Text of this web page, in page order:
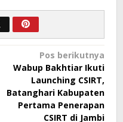
Pos berikutnya
Wabup Bakhtiar Ikuti
Launching CSIRT,
Batanghari Kabupaten
Pertama Penerapan
CSIRT di Jambi